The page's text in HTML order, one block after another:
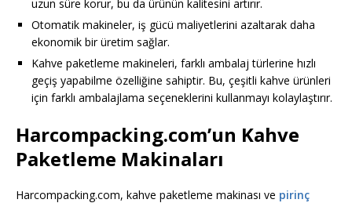
uzun süre korur, bu da ürünün kalitesini artırır.
Otomatik makineler, iş gücü maliyetlerini azaltarak daha
ekonomik bir üretim sağlar.
Kahve paketleme makineleri, farklı ambalaj türlerine hızlı
geçiş yapabilme özelliğine sahiptir. Bu, çeşitli kahve ürünleri
için farklı ambalajlama seçeneklerini kullanmayı kolaylaştırır.
Harcompacking.com’un Kahve
Paketleme Makinaları
Harcompacking.com, kahve paketleme makinası ve pirinç